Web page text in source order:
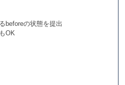
beforeの状態を提出
OK